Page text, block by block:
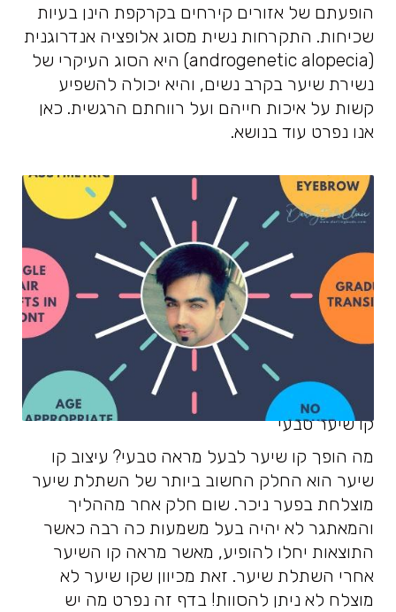
הופעתם של אזורים קירחים בקרקפת הינן בעיות
שכיחות. התקרחות נשית מסוג אלופציה אנדרוגנית
(androgenetic alopecia) היא הסוג העיקרי של
נשירת שיער בקרב נשים, והיא יכולה להשפיע
קשות על איכות חייהם ועל רווחתם הרגשית. כאן
אנו נפרט עוד בנושא.
קו שיער טבעי
מה הופך קו שיער לבעל מראה טבעי? עיצוב קו
שיער הוא החלק החשוב ביותר של השתלת שיער
מוצלחת בפער ניכר. שום חלק אחר מההליך
והמאתגר לא יהיה בעל משמעות כה רבה כאשר
התוצאות יחלו להופיע, מאשר מראה קו השיער
אחרי השתלת שיער. זאת מכיוון שקו שיער לא
מוצלח לא ניתן להסוות! בדף זה נפרט מה יש